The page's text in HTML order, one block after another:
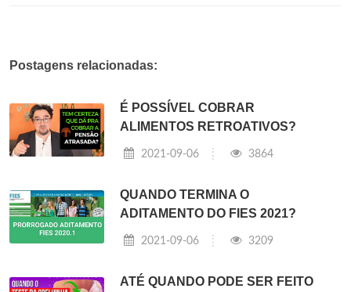
Postagens relacionadas:
É POSSÍVEL COBRAR
ALIMENTOS RETROATIVOS?
2021-09-06 3864
QUANDO TERMINA O
ADITAMENTO DO FIES 2021?
2021-09-06 3209
ATÉ QUANDO PODE SER FEITO